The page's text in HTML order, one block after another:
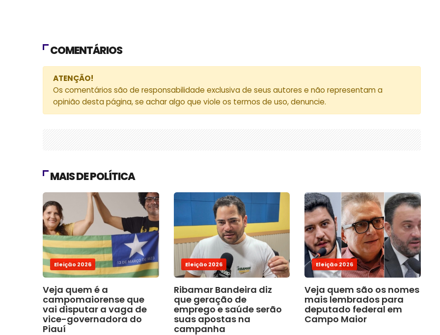
COMENTÁRIOS
ATENÇÃO!
Os comentários são de responsabilidade exclusiva de seus autores e não representam a
opinião desta página, se achar algo que viole os termos de uso, denuncie.
MAIS DE POLÍTICA
Eleição 2026
Veja quem é a
campomaiorense que
vai disputar a vaga de
vice-governadora do
Piauí
Eleição 2026
Ribamar Bandeira diz
que geração de
emprego e saúde serão
suas apostas na
campanha
Eleição 2026
Veja quem são os nomes
mais lembrados para
deputado federal em
Campo Maior